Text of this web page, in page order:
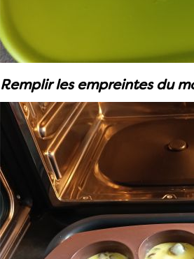
Remplir les empreintes du